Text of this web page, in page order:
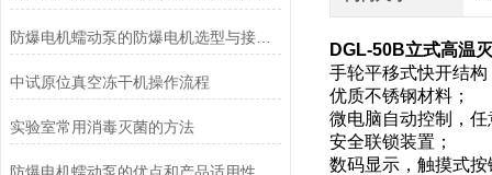
防爆电机蠕动泵的防爆电机选型与接线要求
中试原位真空冻干机操作流程
实验室常用消毒灭菌的方法
DGL-50B立式高温
手轮平移式快开结构
优质不锈钢材料；
微电脑自动控制，
安全联锁装置；
数码显示，触摸式按